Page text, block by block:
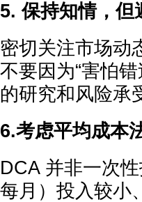
5. 保持知情，但
密切关注市场动
不要因为“害怕
的研究和风险承
6.考虑平均成本
DCA 并非一次
每月）投入较小